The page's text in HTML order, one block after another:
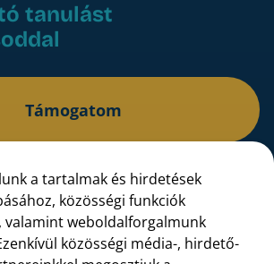
tanulást
Támogatom
16200106-11625339
11625339 00000000
a tartalmak és hirdetések
közösségi funkciók
valamint weboldalforgalmunk
közösségi média-, hirdető-